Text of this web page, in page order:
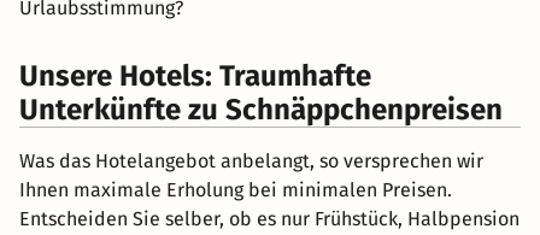
Urlaubsstimmung?
Unsere Hotels: Traumhafte
Unterkünfte zu Schnäppchenpreisen
Was das Hotelangebot anbelangt, so versprechen wir
Ihnen maximale Erholung bei minimalen Preisen.
Entscheiden Sie selber, ob es nur Frühstück, Halbpension